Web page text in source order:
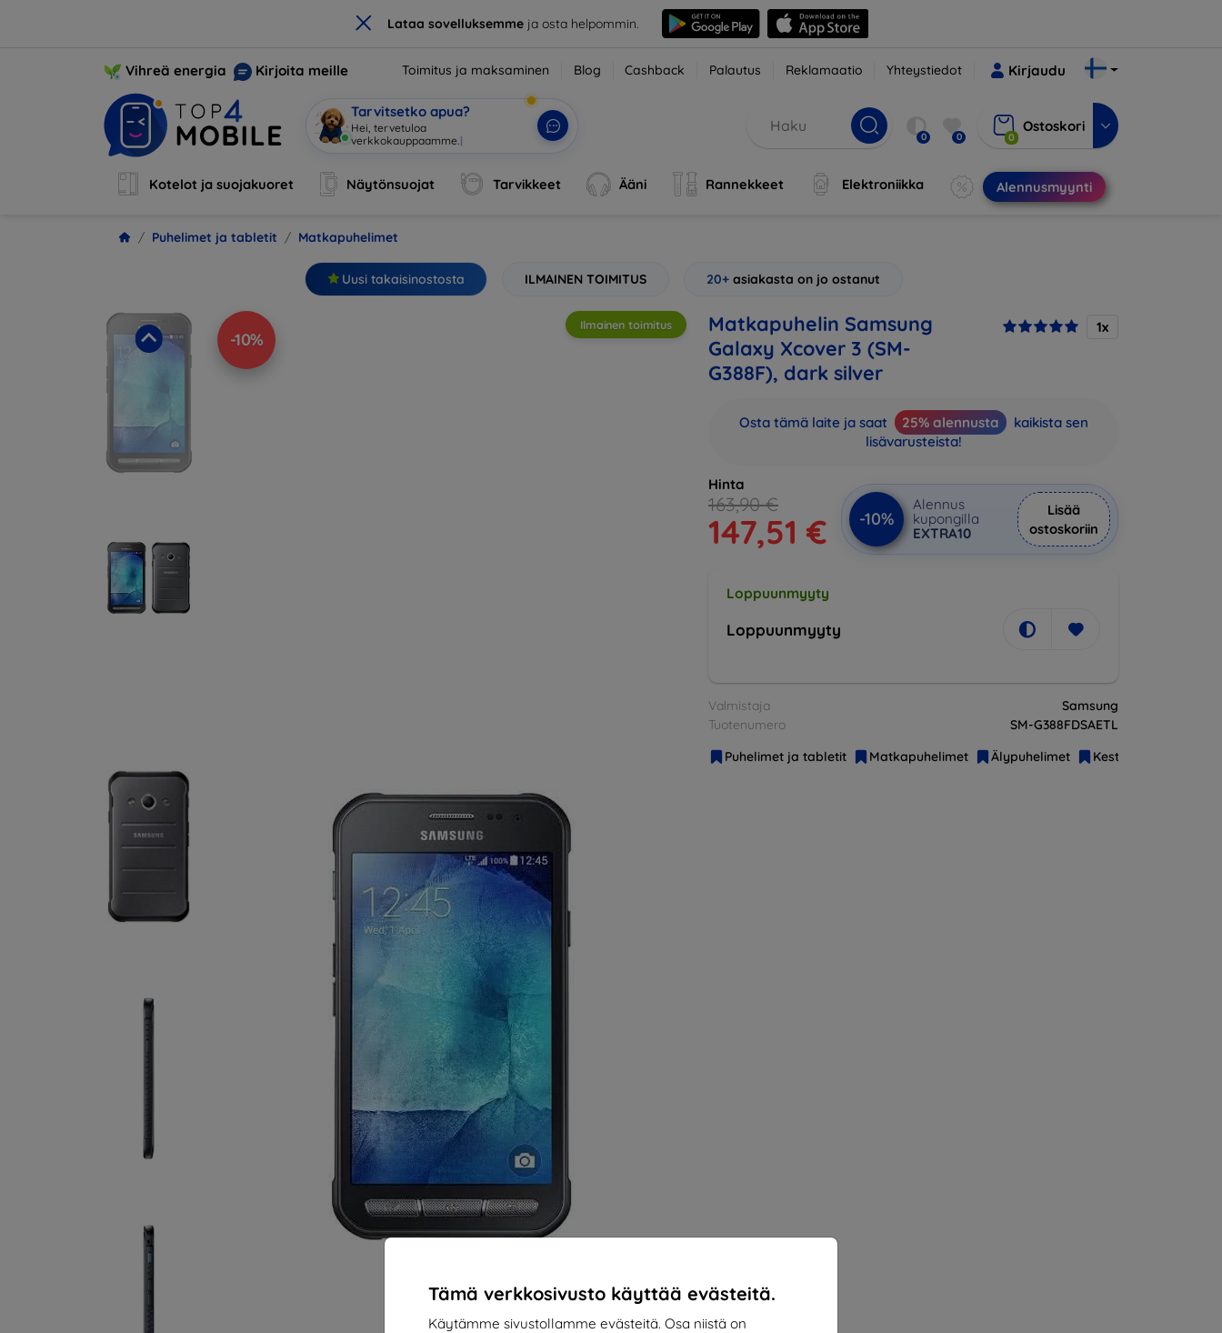
× Lataa sovelluksemmeja osta helpommin.
Tämä verkkosivusto käyttää evästeitä.
Käytämme sivustollamme evästeitä. Osa niistä on
Vihreä energia Kirjoita meille Toimitus ja maksaminen Blog Cashback Palautus Reklamaatio Yhteystiedot Kirjaudu
Tarvitsetko apua?
Ol| 0 0 0
Ostoskori
Kotelot ja suojakuoret Näytönsuojat Tarvikkeet Ääni Rannekkeet Elektroniikka Alennusmyynti
Puhelimet ja tabletit Matkapuhelimet
Uusi takaisinostosta ILMAINEN TOIMITUS 20+ asiakasta on jo ostanut
-10%
Ilmainen toimitus
Matkapuhelin Samsung
Galaxy Xcover 3 (SM-
G388F), dark silver
1x
Osta tämä laite ja saat 25% alennusta
kaikista sen
lisävarusteista!
Hinta
163,90 €
147,51 € -10%
Alennus
kupongilla
EXTRA10
Lisää
ostoskoriin
Loppuunmyyty
Loppuunmyyty
Valmistaja
Samsung
Tuotenumero
SM-G388FDSAETL
Puhelimet ja tabletit
Matkapuhelimet Älypuhelimet Kestävät